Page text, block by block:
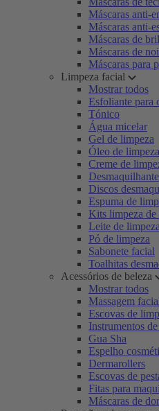
Máscaras anti-
Máscaras anti-
Máscaras de
Máscaras de
Máscaras para
Limpeza facial
Mostrar todos
Esfoliante para
Tónico
Água micelar
Gel de limpeza
Óleo de limpeza
Creme de
Desmaquilhante
Discos
Espuma de
Kits limpeza de
Leite de limpeza
Pó de limpeza
Sabonete facial
Toalhitas
Acessórios de beleza
Mostrar todos
Massagem
Escovas de
Instrumentos
Gua Sha
Espelho
Dermarollers
Escovas de
Fitas para
Máscaras de